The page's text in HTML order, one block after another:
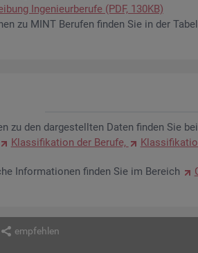
In­ge­nieur­be­ru­fe (PDF, 130KB)
zu MINT Be­ru­fen fin­den Sie in der
zu den dar­ge­stell­ten Daten fin­den Sie
Klas­si­fi­ka­ti­on der Be­ru­fe,
In­for­ma­tio­nen fin­den Sie im Be­reich
empfehlen